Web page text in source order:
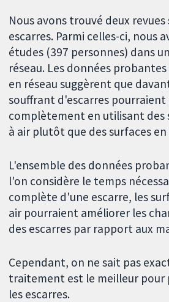
Nous avons trouvé deux
escarres. Parmi celles-ci, nous
études (397 personnes) dans
réseau. Les données
en réseau suggèrent que
souffrant d'escarres pourraient
complètement en utilisant des
à air plutôt que des surfaces en
L'ensemble des données
l'on considère le temps
complète d'une escarre, les
air pourraient améliorer les
des escarres par rapport aux
Cependant, on ne sait pas
traitement est le meilleur
les escarres.